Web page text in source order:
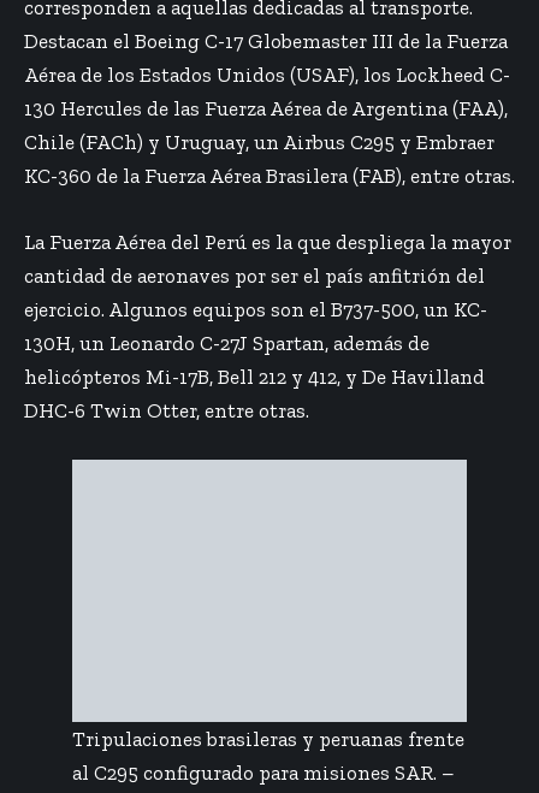
corresponden a aquellas dedicadas al transporte.
Destacan el Boeing C-17 Globemaster III de la Fuerza
Aérea de los Estados Unidos (USAF), los Lockheed C-
130 Hercules de las Fuerza Aérea de Argentina (FAA),
Chile (FACh) y Uruguay, un Airbus C295 y Embraer
KC-360 de la Fuerza Aérea Brasilera (FAB), entre otras.
La Fuerza Aérea del Perú es la que despliega la mayor
cantidad de aeronaves por ser el país anfitrión del
ejercicio. Algunos equipos son el B737-500, un KC-
130H, un Leonardo C-27J Spartan, además de
helicópteros Mi-17B, Bell 212 y 412, y De Havilland
DHC-6 Twin Otter, entre otras.
Tripulaciones brasileras y peruanas frente
al C295 configurado para misiones SAR. –